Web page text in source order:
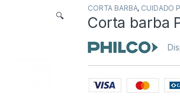
🔍
CORTA BARBA, CUIDADO
Corta barba